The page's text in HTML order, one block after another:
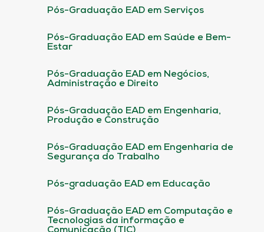
Pós-Graduação EAD em Serviços
Pós-Graduação EAD em Saúde e Bem-
Estar
Pós-Graduação EAD em Negócios,
Administração e Direito
Pós-Graduação EAD em Engenharia,
Produção e Construção
Pós-Graduação EAD em Engenharia de
Segurança do Trabalho
Pós-graduação EAD em Educação
Pós-Graduação EAD em Computação e
Tecnologias da informação e